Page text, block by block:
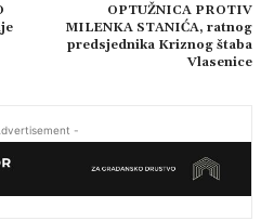
OPTUŽNICA PROTIV
MILENKA STANIĆA, ratnog
predsjednika Kriznog štaba
Vlasenice
-